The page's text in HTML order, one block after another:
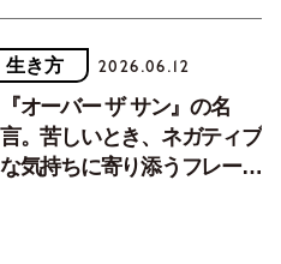
生き方 2026.06.12
『オーバー ザ サン』の名
言。苦しいとき、ネガティブ
な気持ちに寄り添うフレーズ